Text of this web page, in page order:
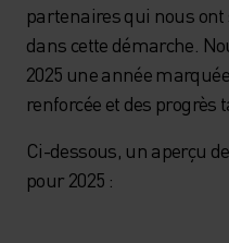
partenaires qui nous
dans cette démarche.
2025 une année
renforcée et des progrès
Ci-dessous, un aperçu
pour 2025 :